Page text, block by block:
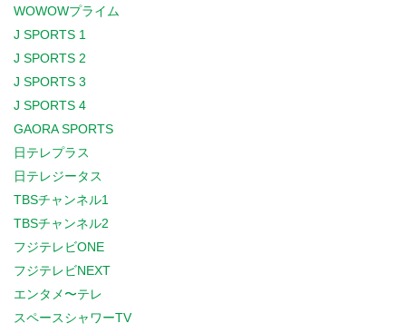
WOWOWプライム
J SPORTS 1
J SPORTS 2
J SPORTS 3
J SPORTS 4
GAORA SPORTS
日テレプラス
日テレジータス
TBSチャンネル1
TBSチャンネル2
フジテレビONE
フジテレビNEXT
エンタメ〜テレ
スペースシャワーTV